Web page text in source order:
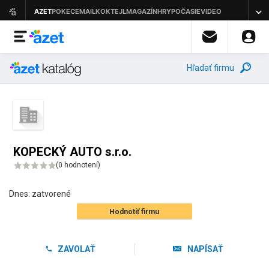
Hľadať firmu
KOPECKÝ AUTO s.r.o.
(0 hodnotení)
Dnes: zatvorené
Hodnotiť firmu
ZAVOLAŤ NAPÍSAŤ